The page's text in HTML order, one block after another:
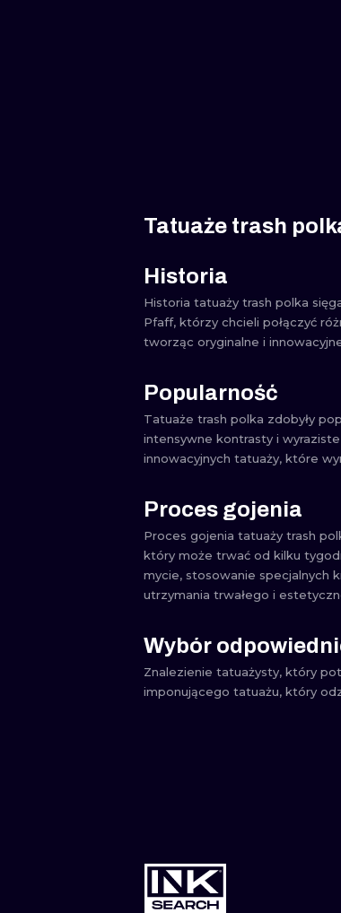
Tatuaże trash
Historia
Historia tatuaży trash polka
Pfaff, którzy chcieli połączyć
tworząc oryginalne i
Popularność
Tatuaże trash polka zdobyły
intensywne kontrasty i
innowacyjnych tatuaży, które
Proces gojenia
Proces gojenia tatuaży trash
który może trwać od kilku
mycie, stosowanie specjalnych
utrzymania trwałego i
Wybór
Znalezienie tatuażysty, który
imponującego tatuażu, który